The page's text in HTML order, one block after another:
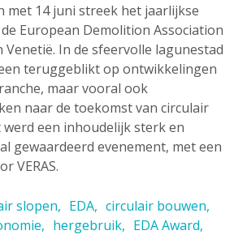
met 14 juni streek het jaarlijkse
European Demolition Association
Venetië. In de sfeervolle lagunestad
teruggeblikt op ontwikkelingen
maar vooral ook
naar de toekomst van circulair
werd een inhoudelijk sterk en
gewaardeerd evenement, met een
VERAS.
slopen EDA
circulair bouwen
hergebruik
EDA Award